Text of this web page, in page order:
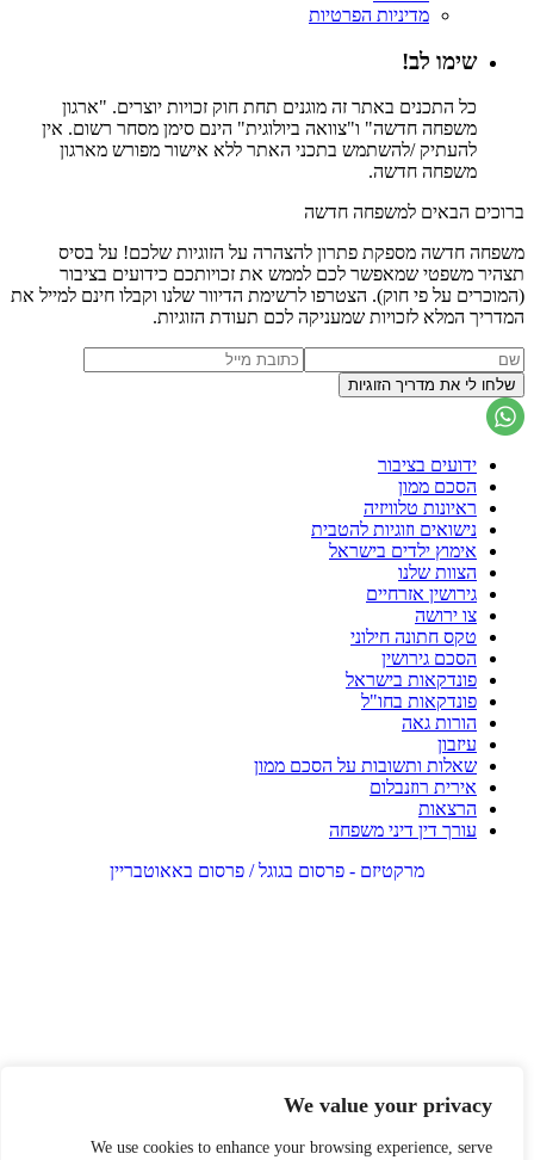
We value your privacy
We use cookies to enhance your browsing experience, serve
מדיניות הפרטיות
שימו לב!
כל התכנים באתר זה מוגנים תחת חוק זכויות יוצרים. "ארגון
משפחה חדשה" ו"צוואה ביולוגית" הינם סימן מסחר רשום. אין
להעתיק /להשתמש בתכני האתר ללא אישור מפורש מארגון
משפחה חדשה.
ברוכים הבאים למשפחה חדשה
משפחה חדשה מספקת פתרון להצהרה על הזוגיות שלכם! על בסיס
תצהיר משפטי שמאפשר לכם לממש את זכויותכם כידועים בציבור
(המוכרים על פי חוק). הצטרפו לרשימת הדיוור שלנו וקבלו חינם למייל את
המדריך המלא לזכויות שמעניקה לכם תעודת הזוגיות.
ידועים בציבור
הסכם ממון
ראיונות טלוויזיה
נישואים וזוגיות להטבית
אימוץ ילדים בישראל
הצוות שלנו
גירושין אזרחיים
צו ירושה
טקס חתונה חילוני
הסכם גירושין
פונדקאות בישראל
פונדקאות בחו"ל
הורות גאה
עיזבון
שאלות ותשובות על הסכם ממון
אירית רוזנבלום
הרצאות
עורך דין דיני משפחה
מרקטיזם - פרסום בגוגל / פרסום באאוטבריין